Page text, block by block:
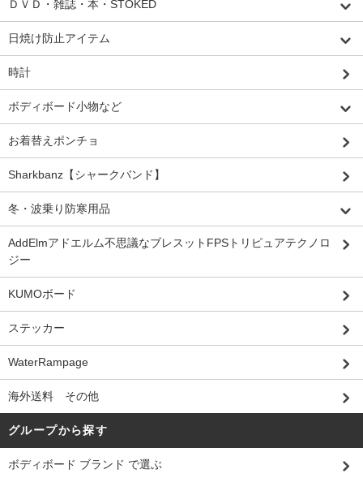
ＤＶＤ・雑誌・本・STOKED
日焼け防止アイテム
時計
ボディボード小物など
お着替えポンチョ
Sharkbanz【シャークバンド】
冬・波乗り防寒用品
AddElmアドエルム不思議なブレスットFPSトリピュアテクノロ
ジー
KUMOボード
ステッカー
WaterRampage
海外送料 その他
グループから探す
ボディボード ブランド で選ぶ